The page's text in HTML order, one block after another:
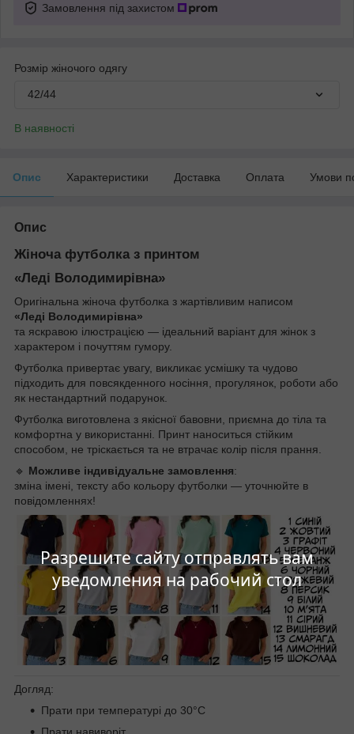
Разрешите сайту отправлять вам
уведомления на рабочий стол
Замовлення під захистом
Розмір жіночого одягу
42/44
В наявності
Опис Характеристики Доставка Оплата Умови
Опис
Жіноча футболка з принтом
«Леді Володимирівна»
Оригінальна жіноча футболка з жартівливим написом
«Леді Володимирівна»
та яскравою ілюстрацією — ідеальний варіант для жінок з
характером і почуттям гумору.
Футболка привертає увагу, викликає усмішку та чудово
підходить для повсякденного носіння, прогулянок, роботи або
як нестандартний подарунок.
Футболка виготовлена з якісної бавовни, приємна до тіла та
комфортна у використанні. Принт наноситься стійким
способом, не тріскається та не втрачає колір після прання.
🔹 Можливе індивідуальне замовлення:
зміна імені, тексту або кольору футболки — уточнюйте в
повідомленнях!
Догляд:
Прати при температурі до 30°C